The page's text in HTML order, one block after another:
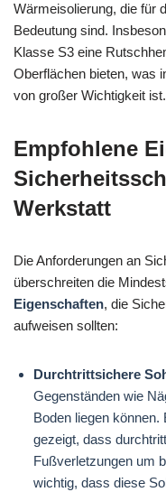
Wärmeisolierung, die für
Bedeutung sind.
Klasse S3 eine
Oberflächen bieten, was
von großer Wichtigkeit ist.
Empfohlene
Werkstatt
Die Anforderungen an
überschreiten die
Eigenschaften, die
aufweisen sollten:
Durchtrittsichere
Gegenständen wie
Boden liegen
gezeigt, dass
Fußverletzungen um
wichtig, dass diese